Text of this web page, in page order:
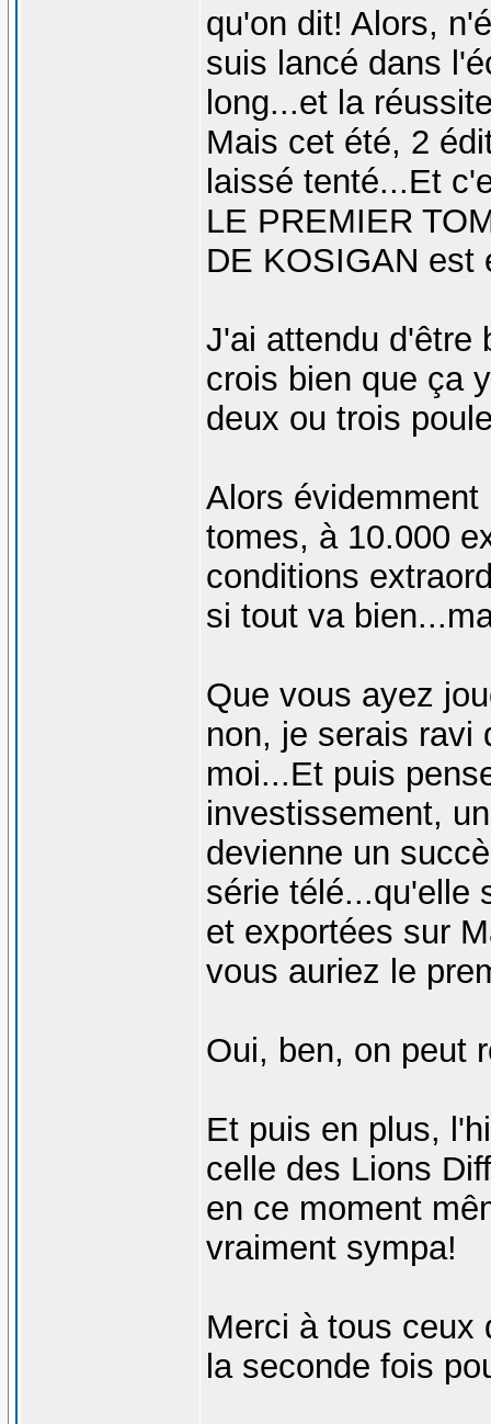
qu'on dit! Alors,
suis lancé dans
long...et la
Mais cet été, 2
laissé tenté...Et
LE PREMIER
DE KOSIGAN est
J'ai attendu d'être
crois bien que ça
deux ou trois
Alors
tomes, à 10.000
conditions
si tout va
Que vous ayez
non, je serais ravi
moi...Et puis
investissement,
devienne un
série télé...qu'elle
et exportées sur
vous auriez le
Oui, ben, on peut
Et puis en plus,
celle des Lions
en ce moment
vraiment sympa!
Merci à tous ceux
la seconde fois